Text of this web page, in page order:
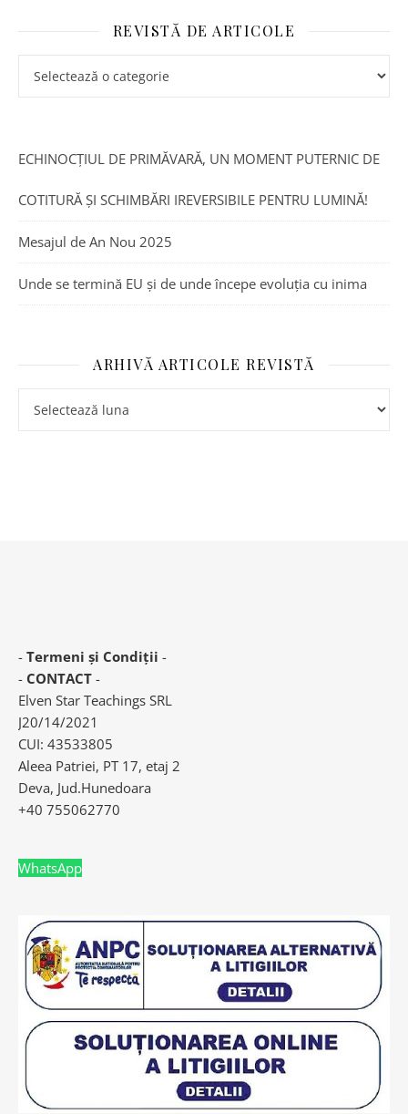
REVISTĂ DE ARTICOLE
ECHINOCȚIUL DE PRIMĂVARĂ, UN MOMENT PUTERNIC DE
COTITURĂ ȘI SCHIMBĂRI IREVERSIBILE PENTRU LUMINĂ!
Mesajul de An Nou 2025
Unde se termină EU și de unde începe evoluția cu inima
ARHIVĂ ARTICOLE REVISTĂ
- Termeni și Condiții -
- CONTACT -
Elven Star Teachings SRL
J20/14/2021
CUI: 43533805
Aleea Patriei, PT 17, etaj 2
Deva, Jud.Hunedoara
+40 755062770
WhatsApp